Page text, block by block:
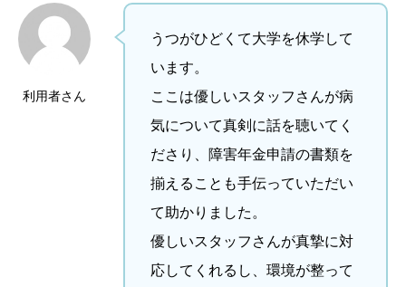
利用者さん
うつがひどくて大学を休学して
います。
ここは優しいスタッフさんが病
気について真剣に話を聴いてく
ださり、障害年金申請の書類を
揃えることも手伝っていただい
て助かりました。
優しいスタッフさんが真摯に対
応してくれるし、環境が整って